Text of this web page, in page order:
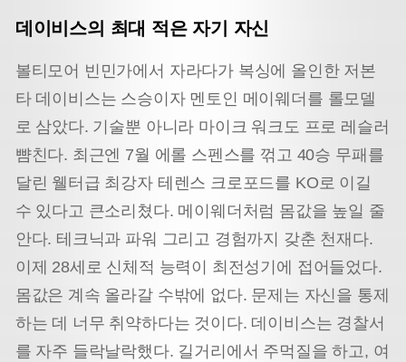
데이비스의 최대 적은 자기 자신
볼티모어 빈민가에서 자라다가 복싱에 올인한 저본
타 데이비스는 스승이자 멘토인 메이웨더를 롤모델
로 삼았다. 기술뿐 아니라 마이크 워크도 프로 레슬러
뺨친다. 최근엔 7월 에롤 스펜스를 꺾고 40승 무패를
달린 웰터급 최강자 테렌스 크로포드를 KO로 이길
수 있다고 큰소리쳤다. 메이웨더처럼 몸값을 높일 줄
안다. 테크닉과 파워 그리고 경험까지 갖춘 천재다.
이제 28세로 신체적 능력이 최전성기에 접어들었다.
몸값은 계속 올라갈 수밖에 없다. 문제는 자신을 통제
하는 데 너무 취약하다는 것이다. 데이비스는 경찰서
를 자주 들락날락했다. 길거리에서 주먹질을 하고, 여